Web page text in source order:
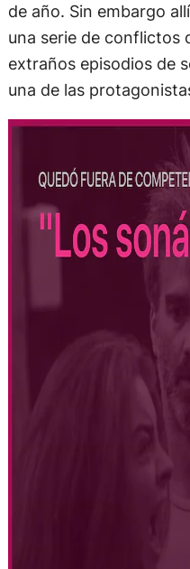
de año. Sin embargo
una serie de conflictos
extraños episodios de
una de las